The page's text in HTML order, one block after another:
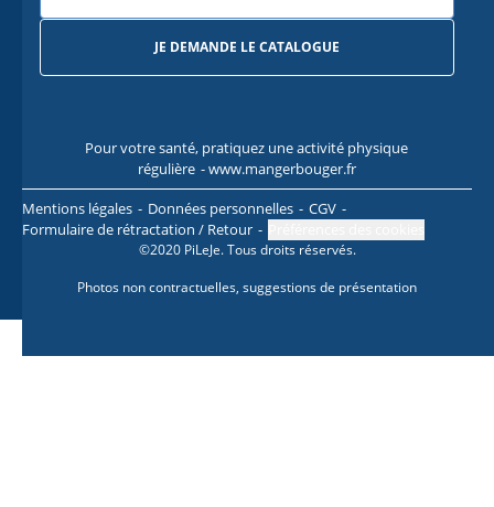
JE DEMANDE LE CATALOGUE
Pour votre santé, pratiquez une activité physique
régulière - www.mangerbouger.fr
Mentions légales
Données personnelles
CGV
Formulaire de rétractation / Retour
©2020 PiLeJe. Tous droits réservés.
Photos non contractuelles, suggestions de présentation